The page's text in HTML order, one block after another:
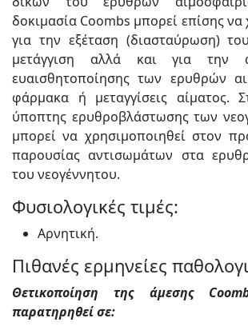
δοκιμασία Coombs μπορεί επίσης να
για την εξέταση (διασταύρωση)
μετάγγιση αλλά και για την
ευαισθητοποίησης των ερυθρών
φάρμακα ή μεταγγίσεις αίματος.
ύποπτης ερυθροβλάστωσης των
μπορεί να χρησιμοποιηθεί στον
παρουσίας αντισωμάτων στα
του νεογέννητου.
Φυσιολογικές τιμές:
Αρνητική.
Πιθανές ερμηνείες
Θετικοποίηση της άμεσης
παρατηρηθεί σε: